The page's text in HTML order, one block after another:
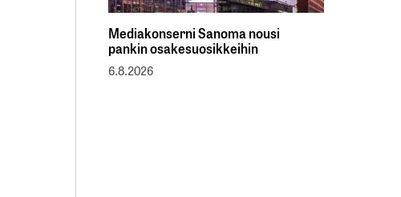
Mediakonserni Sanoma nousi
pankin osakesuosikkeihin
6.8.2026